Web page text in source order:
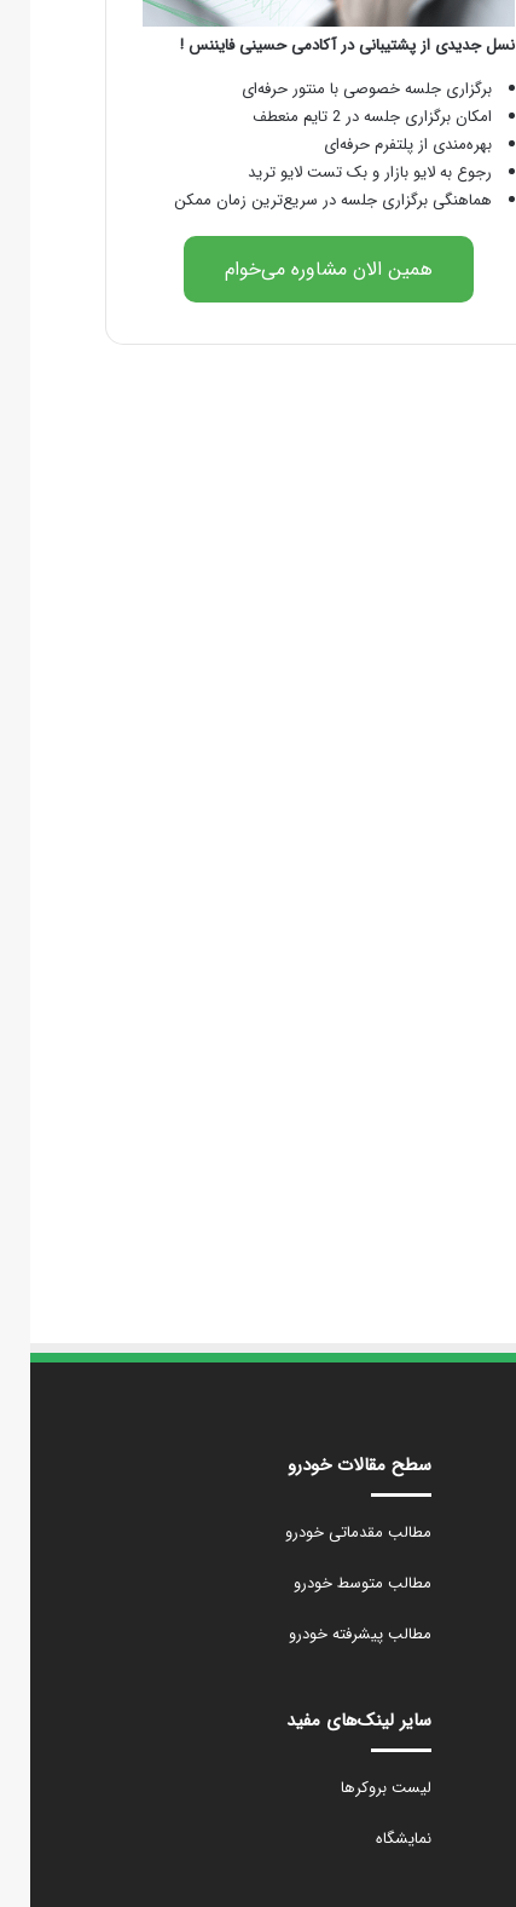
نسل جدیدی از پشتیبانی در آکادمی حسینی فایننس !
برگزاری جلسه خصوصی با منتور حرفه‌ای
امکان برگزاری جلسه در 2 تایم منعطف
بهره‌مندی از پلتفرم حرفه‌ای
رجوع به لایو بازار و بک تست لایو ترید
هماهنگی برگزاری جلسه در سریع‌ترین زمان ممکن
همین الان مشاوره می‌خوام
سطح مقالات خودرو
مطالب مقدماتی خودرو
مطالب متوسط خودرو
مطالب پیشرفته خودرو
سایر لینک‌های مفید
لیست بروکرها
نمایشگاه